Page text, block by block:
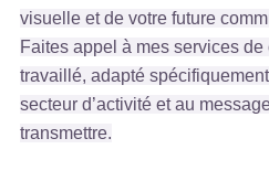
visuelle et de votre future
Faites appel à mes services
travaillé, adapté
secteur d’activité et au
transmettre.